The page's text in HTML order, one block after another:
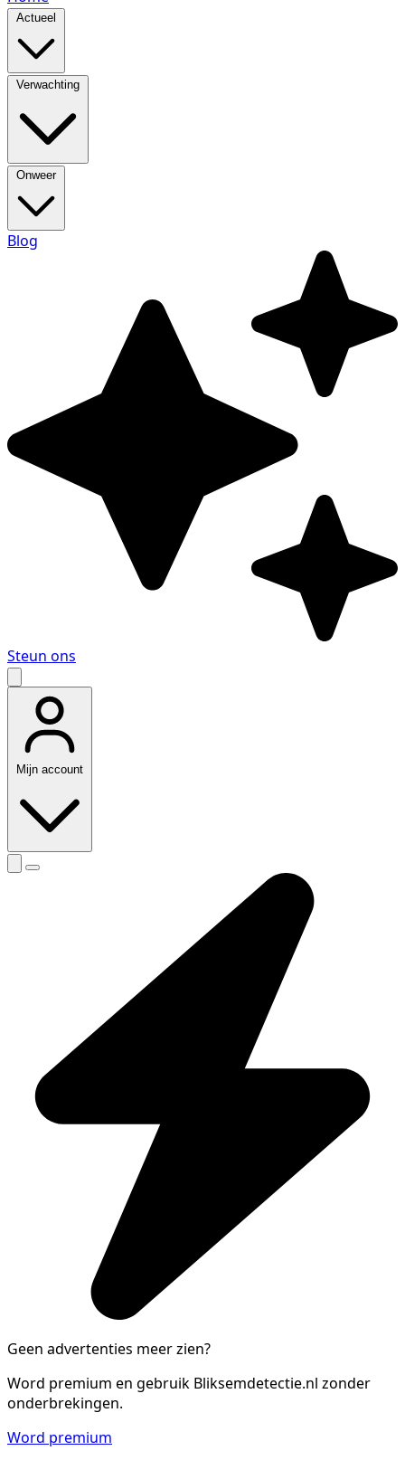
Actueel
Verwachting
Onweer
Blog
Steun ons
Mijn account
Geen advertenties meer zien?
Word premium en gebruik Bliksemdetectie.nl zonder
onderbrekingen.
Word premium